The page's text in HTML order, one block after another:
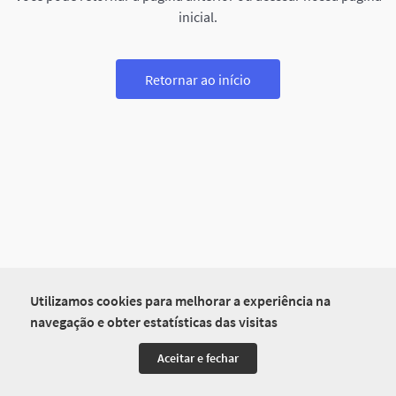
Utilizamos cookies para melhorar a experiência na
navegação e obter estatísticas das visitas
Aceitar e fechar
inicial.
Retornar ao início